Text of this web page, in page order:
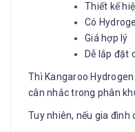
Thiết kế
Có
Giá hợp lý
Dễ lắp đặt
Thì Kangaroo
cân nhắc trong phân
Tuy nhiên, nếu gia đình